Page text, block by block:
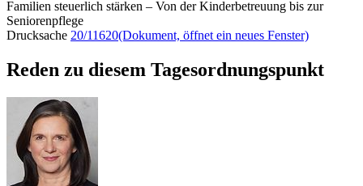
Familien steuerlich stärken – Von der Kinderbetreuung bis zur
Seniorenpflege
Drucksache 20/11620(Dokument, öffnet ein neues Fenster)
Reden zu diesem Tagesordnungspunkt